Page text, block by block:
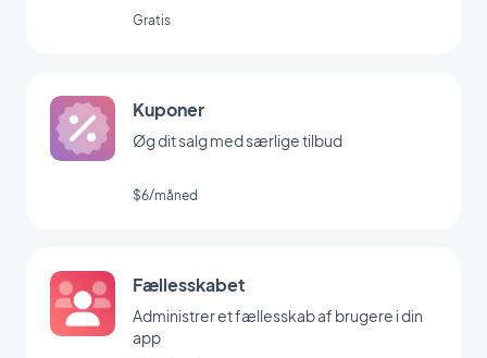
Gratis
Kuponer
Øg dit salg med særlige tilbud
$6/måned
Fællesskabet
Administrer et fællesskab af brugere i din
app